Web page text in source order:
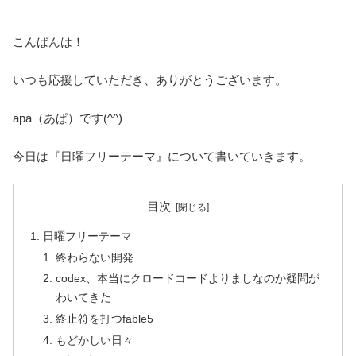
こんばんは！
いつも応援していただき、ありがとうございます。
apa（あぱ）です(^^)
今日は『日曜フリーテーマ』について書いていきます。
目次
日曜フリーテーマ
終わらない開発
codex、本当にクロードコードよりましなのか疑問が
わいてきた
終止符を打つfable5
もどかしい日々